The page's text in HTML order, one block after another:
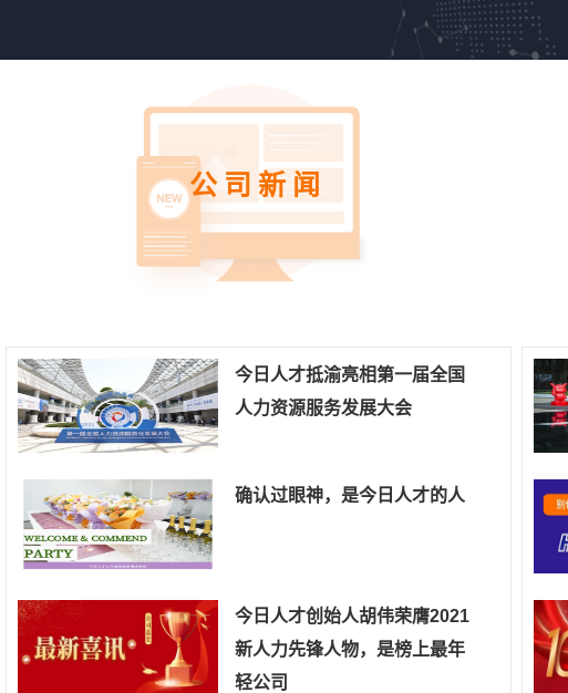
公司新闻
今日人才抵渝亮相第一届全国
人力资源服务发展大会
确认过眼神，是今日人才的人
今日人才创始人胡伟荣膺2021
新人力先锋人物，是榜上最年
轻公司